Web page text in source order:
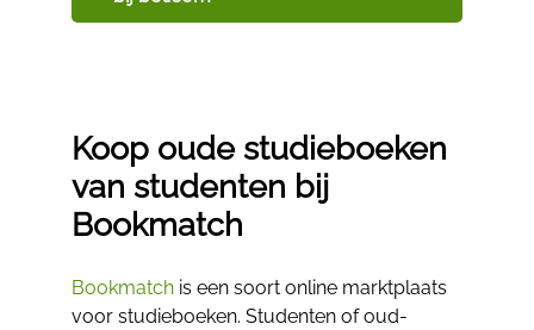
Koop oude studieboeken
van studenten bij
Bookmatch
Bookmatch is een soort online marktplaats
voor studieboeken. Studenten of oud-